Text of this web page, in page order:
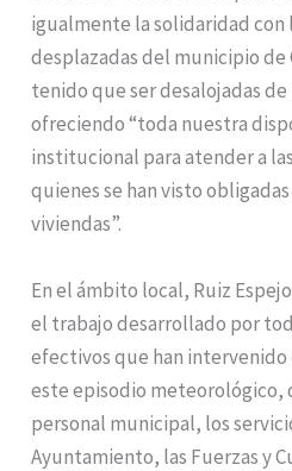
igualmente la solidaridad con
desplazadas del municipio de
tenido que ser desalojadas
ofreciendo “toda nuestra
institucional para atender a
quienes se han visto
viviendas”.
En el ámbito local, Ruiz
el trabajo desarrollado por
efectivos que han
este episodio meteorológico,
personal municipal, los
Ayuntamiento, las Fuerzas y